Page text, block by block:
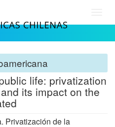
life: privatization
its impact on the
Privatización de la